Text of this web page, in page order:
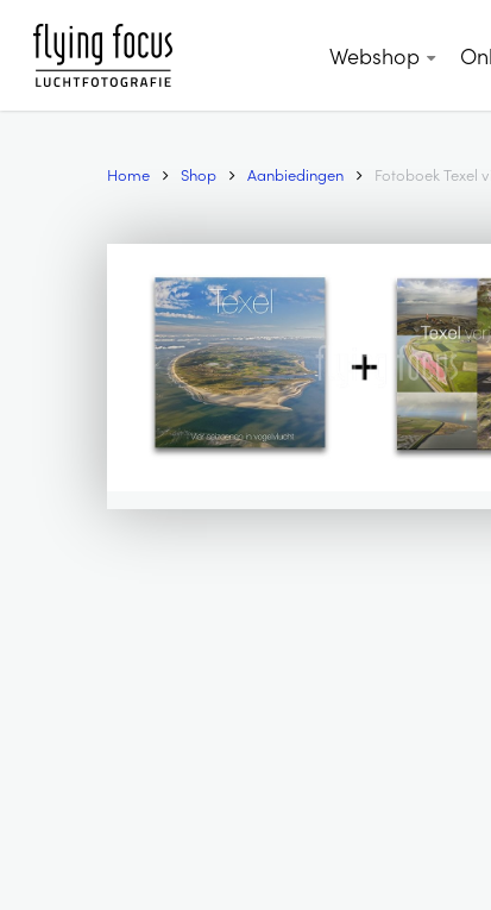
main
Webshop
Home Shop Aanbiedingen Fotoboek Texel